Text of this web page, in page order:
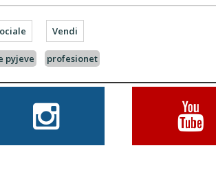
Vendi
pyjeve profesionet